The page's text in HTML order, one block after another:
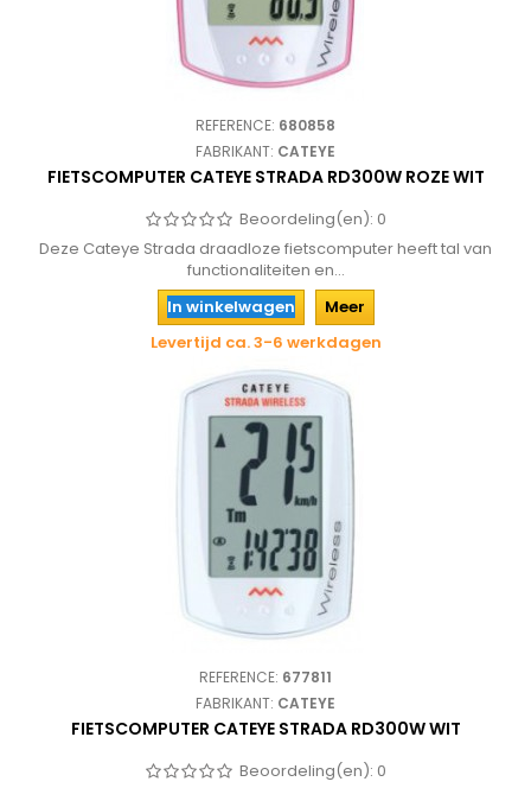
REFERENCE: 680858
FABRIKANT: CATEYE
FIETSCOMPUTER CATEYE STRADA RD300W ROZE WIT
Beoordeling(en): 0
Deze Cateye Strada draadloze fietscomputer heeft tal van
functionaliteiten en...
In winkelwagen
Meer
Levertijd ca. 3-6 werkdagen
REFERENCE: 677811
FABRIKANT: CATEYE
FIETSCOMPUTER CATEYE STRADA RD300W WIT
Beoordeling(en): 0